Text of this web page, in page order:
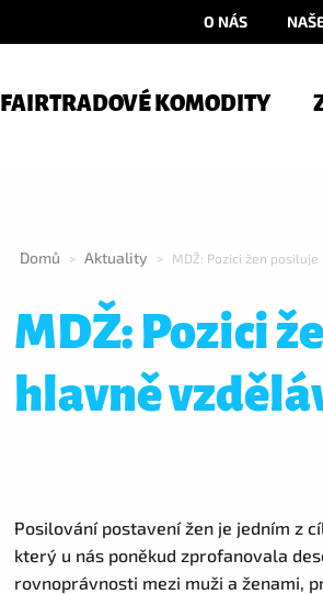
O NÁS
FAIRTRADOVÉ KOMODITY
Domů > Aktuality > MDŽ: Pozici žen
MDŽ: Pozici
hlavně
Posilování postavení žen je jedním z
který u nás poněkud zprofanovala
rovnoprávnosti mezi muži a ženami,